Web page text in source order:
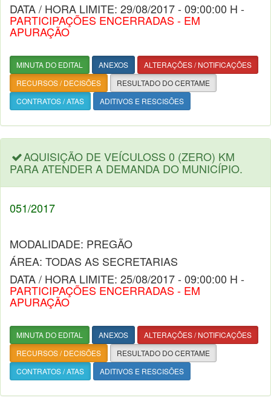
DATA / HORA LIMITE: 29/08/2017 - 09:00:00 H -
PARTICIPAÇÕES ENCERRADAS - EM
APURAÇÃO
MINUTA DO EDITAL ANEXOS
ALTERAÇÕES / NOTIFICAÇÕES
RECURSOS / DECISÕES
RESULTADO DO CERTAME
CONTRATOS / ATAS
ADITIVOS E RESCISÕES
AQUISIÇÃO DE VEÍCULOSS 0 (ZERO) KM
PARA ATENDER A DEMANDA DO MUNICÍPIO.
051/2017
MODALIDADE: PREGÃO
ÁREA: TODAS AS SECRETARIAS
DATA / HORA LIMITE: 25/08/2017 - 09:00:00 H -
PARTICIPAÇÕES ENCERRADAS - EM
APURAÇÃO
MINUTA DO EDITAL ANEXOS
ALTERAÇÕES / NOTIFICAÇÕES
RECURSOS / DECISÕES
RESULTADO DO CERTAME
CONTRATOS / ATAS
ADITIVOS E RESCISÕES